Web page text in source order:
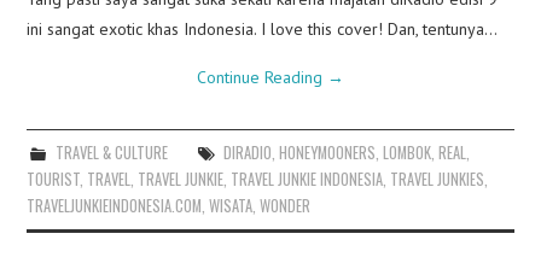
ini sangat exotic khas Indonesia. I love this cover! Dan, tentunya…
Continue Reading →
TRAVEL & CULTURE DIRADIO HONEYMOONERS LOMBOK, REAL
TOURIST TRAVEL TRAVEL JUNKIE TRAVEL JUNKIE INDONESIA TRAVEL JUNKIES
TRAVELJUNKIEINDONESIA.COM ,WISATA ,WONDER